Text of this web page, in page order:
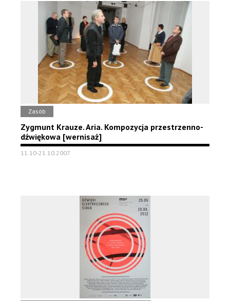
Zasób
Zygmunt Krauze. Aria. Kompozycja przestrzenno-
dźwiękowa [wernisaż]
11.10-21.10.2007